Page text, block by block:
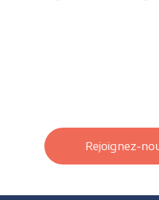
Rejoignez-